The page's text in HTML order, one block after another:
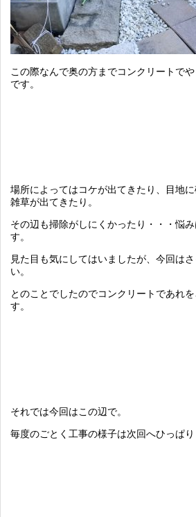
この際なんで奥の方までコンクリートで
です。
場所によってはコケが出てきたり、目地
雑草が出てきたり。
その辺も掃除がしにくかったり・・・悩
す。
見た目も気にしてはいましたが、今回は
い。
とのことでしたのでコンクリートであれ
す。
それでは今回はこの辺で。
毎度のごとく工事の様子は次回へひっぱり